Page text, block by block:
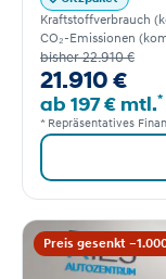
Kraftstoffverbrauch
CO₂-Emissionen
bisher 22.910 €
21.910 €
ab 197 € mtl.*
* Repräsentatives
Preis gesenkt